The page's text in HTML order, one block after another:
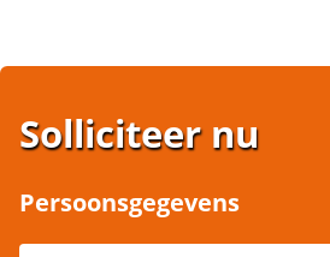
Solliciteer nu
Persoonsgegevens